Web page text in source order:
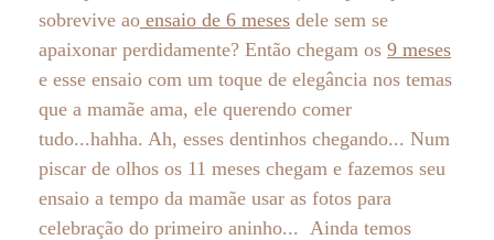
sobrevive ao ensaio de 6 meses dele sem se
apaixonar perdidamente? Então chegam os 9 meses
e esse ensaio com um toque de elegância nos temas
que a mamãe ama, ele querendo comer
tudo...hahha. Ah, esses dentinhos chegando... Num
piscar de olhos os 11 meses chegam e fazemos seu
ensaio a tempo da mamãe usar as fotos para
celebração do primeiro aninho... Ainda temos